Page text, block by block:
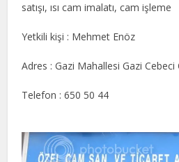
satışı, ısı cam imalatı, cam işleme
Yetkili kişi : Mehmet Enöz
Adres : Gazi Mahallesi Gazi Cebeci
Telefon : 650 50 44